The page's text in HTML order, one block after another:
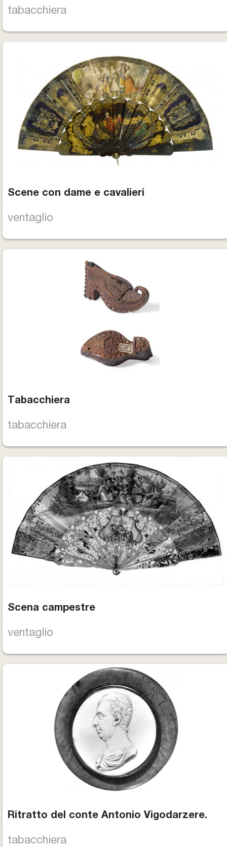
tabacchiera
Scene con dame e cavalieri
ventaglio
Tabacchiera
tabacchiera
Scena campestre
ventaglio
Ritratto del conte Antonio Vigodarzere.
tabacchiera